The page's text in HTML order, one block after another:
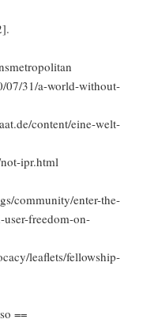
31/a-world-without-
content/eine-welt-
ipr.html
enter-the-
freedom-on-
leaflets/fellowship-
==